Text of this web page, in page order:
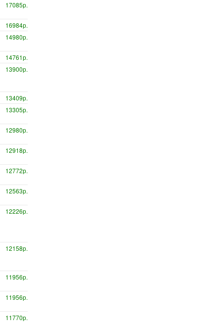
17085р.
16984р.
14980р.
14761р.
13900р.
13409р.
13305р.
12980р.
12918р.
12772р.
12563р.
12226р.
12158р.
11956р.
11956р.
11770р.